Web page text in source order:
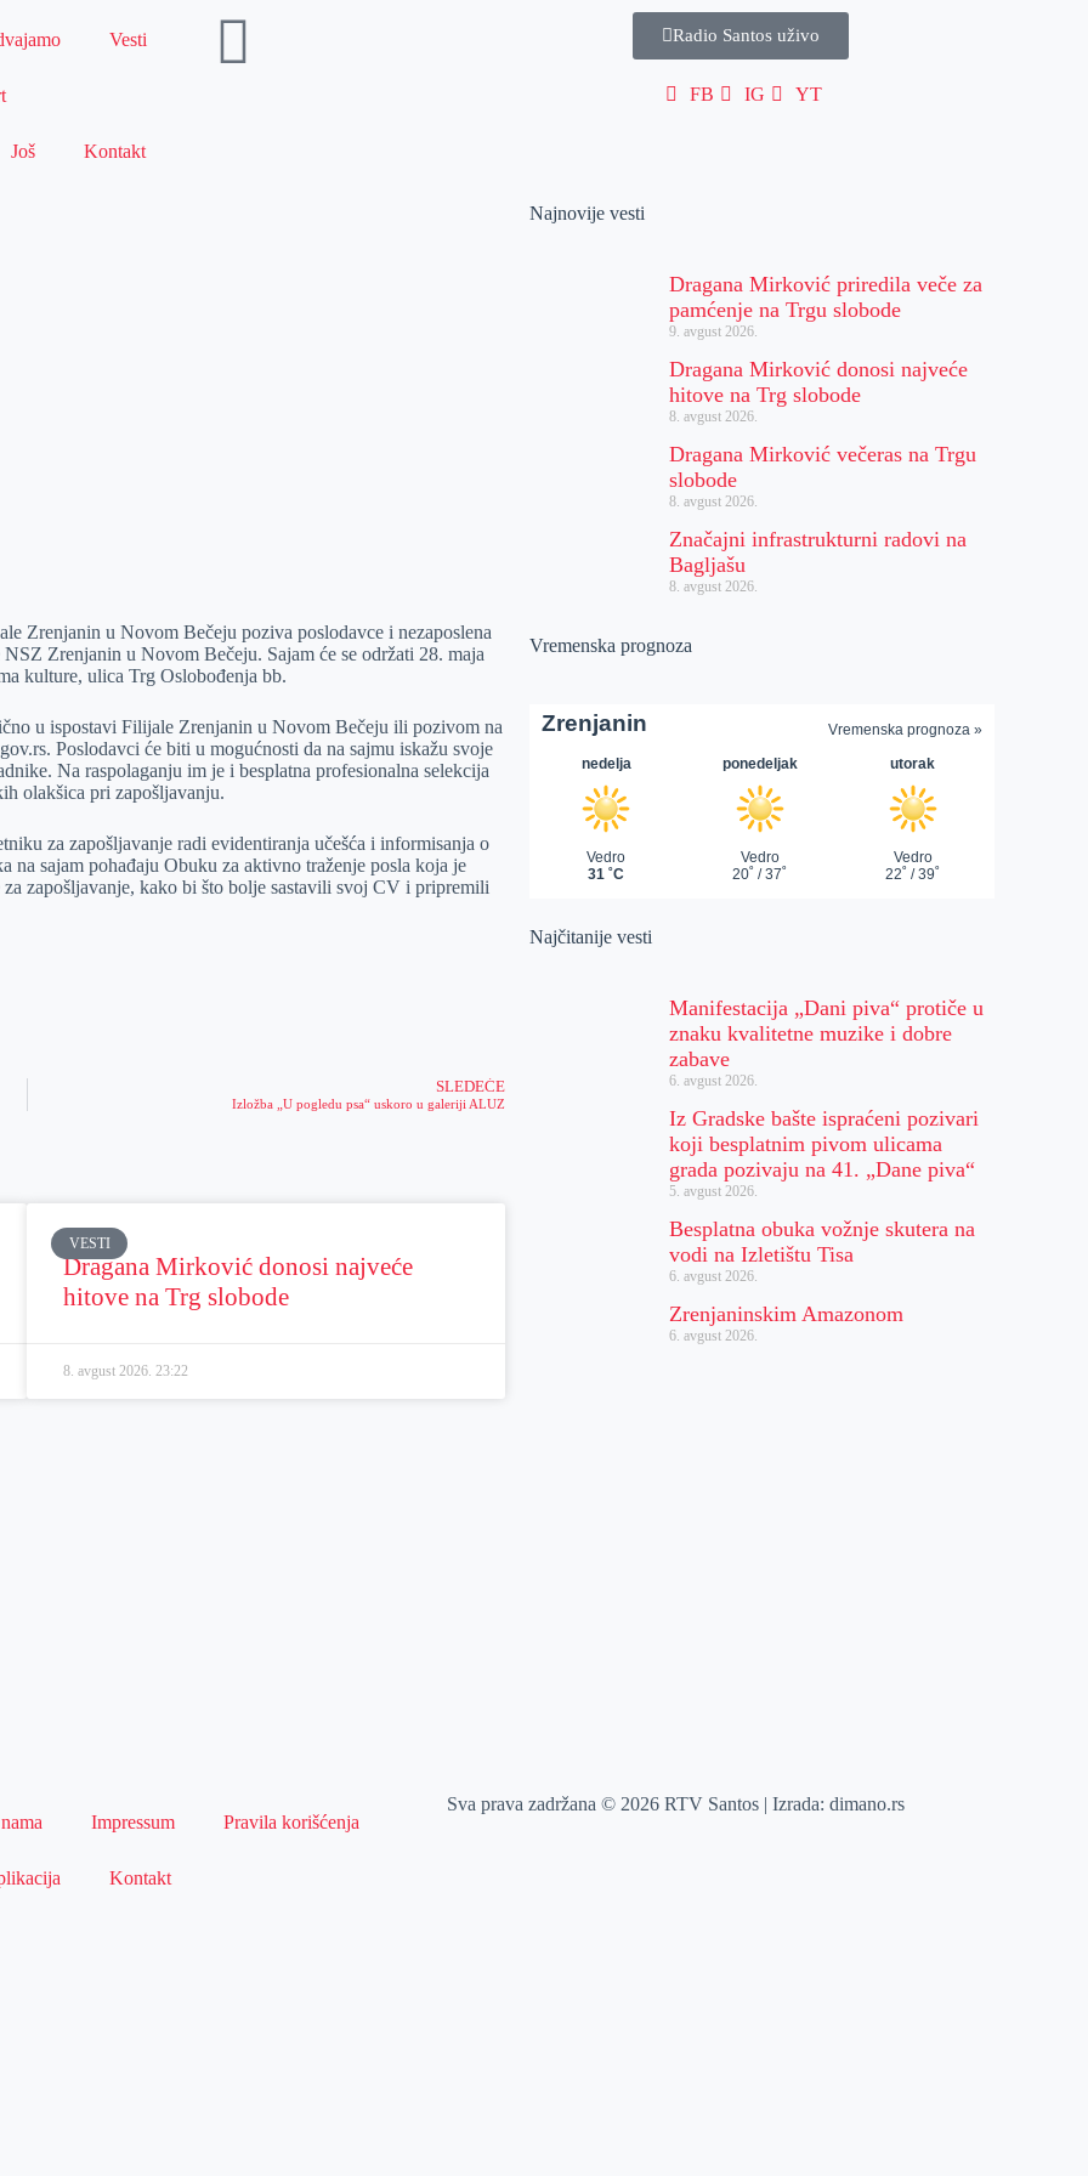
Vesti
Još Kontakt
Radio Santos uživo
FB IG YT
Zrenjanin u Novom Bečeju poziva poslodavce i nezaposlena
Zrenjanin u Novom Bečeju. Sajam će se održati 28. maja
kulture, ulica Trg Oslobođenja bb.
u ispostavi Filijale Zrenjanin u Novom Bečeju ili pozivom na
Poslodavci će biti u mogućnosti da na sajmu iskažu svoje
Na raspolaganju im je i besplatna profesionalna selekcija
olakšica pri zapošljavanju.
za zapošljavanje radi evidentiranja učešća i informisanja o
na sajam pohađaju Obuku za aktivno traženje posla koja je
zapošljavanje, kako bi što bolje sastavili svoj CV i pripremili
SLEDEĆE
Izložba „U pogledu psa“ uskoro u galeriji ALUZ
VESTI
Dragana Mirković donosi najveće
hitove na Trg slobode
8. avgust 2026. 23:22
Najnovije vesti
Dragana Mirković priredila veče za
pamćenje na Trgu slobode
9. avgust 2026.
Dragana Mirković donosi najveće
hitove na Trg slobode
8. avgust 2026.
Dragana Mirković večeras na Trgu
slobode
8. avgust 2026.
Značajni infrastrukturni radovi na
Bagljašu
8. avgust 2026.
Vremenska prognoza
Najčitanije vesti
Manifestacija „Dani piva“ protiče u
znaku kvalitetne muzike i dobre
zabave
6. avgust 2026.
Iz Gradske bašte ispraćeni pozivari
koji besplatnim pivom ulicama
grada pozivaju na 41. „Dane piva“
5. avgust 2026.
Besplatna obuka vožnje skutera na
vodi na Izletištu Tisa
6. avgust 2026.
Zrenjaninskim Amazonom
6. avgust 2026.
Impressum Pravila korišćenja
Kontakt
Sva prava zadržana © 2026 RTV Santos | Izrada:dimano.rs